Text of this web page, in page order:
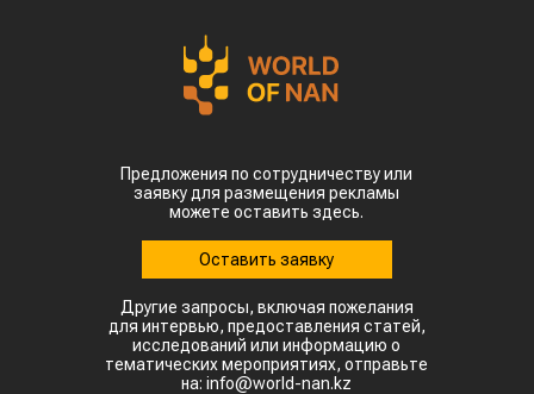
Предложения по сотрудничеству или
заявку для размещения рекламы
можете оставить здесь.
Оставить заявку
Другие запросы, включая пожелания
для интервью, предоставления статей,
исследований или информацию о
тематических мероприятиях, отправьте
на: info@world-nan.kz